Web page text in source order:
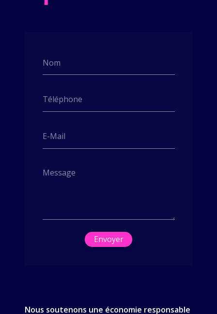
Nom
Téléphone
E-Mail
Message
Envoyer
Nous soutenons une économie responsable